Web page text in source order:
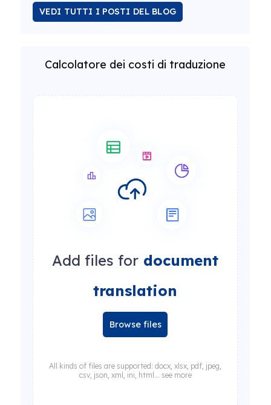
VEDI TUTTI I POSTI DEL BLOG
Calcolatore dei costi di traduzione
Add files for document
translation
Browse files
All kinds of files are supported: docx, xlsx, pdf, jpeg,
csv, json, xml, ini, html... see more